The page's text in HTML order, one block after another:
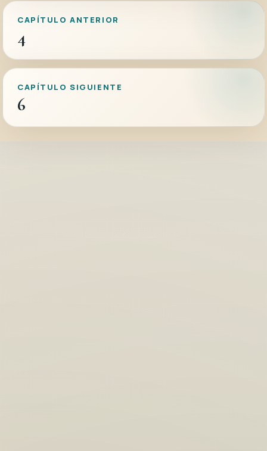
CAPÍTULO ANTERIOR
4
CAPÍTULO SIGUIENTE
6